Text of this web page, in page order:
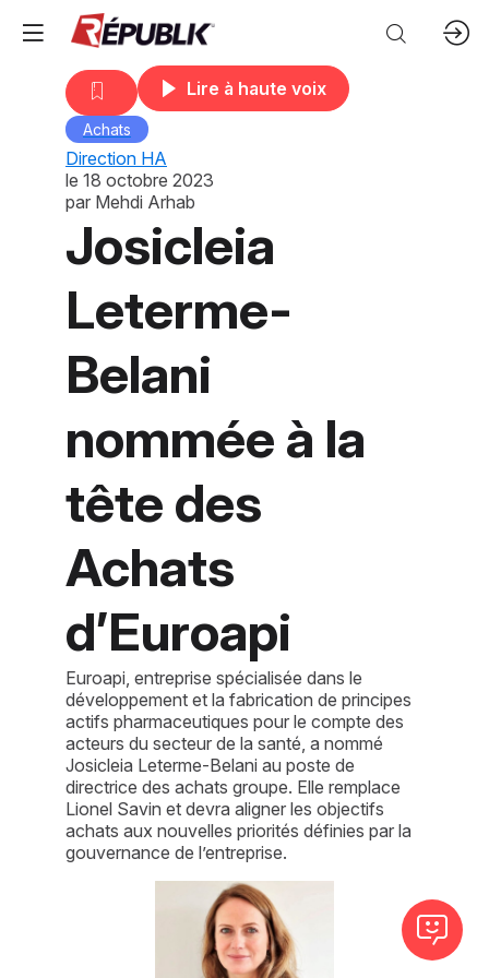
Lire à haute voix
Achats
Direction HA
le 18 octobre 2023
par Mehdi Arhab
Josicleia
Leterme-
Belani
nommée à la
tête des
Achats
d’Euroapi
Euroapi, entreprise spécialisée dans le
développement et la fabrication de principes
actifs pharmaceutiques pour le compte des
acteurs du secteur de la santé, a nommé
Josicleia Leterme-Belani au poste de
directrice des achats groupe. Elle remplace
Lionel Savin et devra aligner les objectifs
achats aux nouvelles priorités définies par la
gouvernance de l’entreprise.